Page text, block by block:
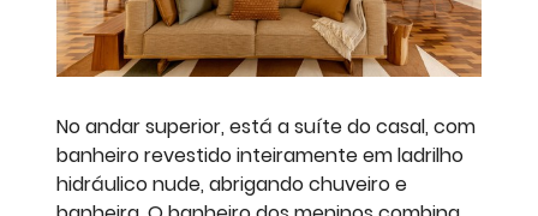
No andar superior, está a suíte do casal, com
banheiro revestido inteiramente em ladrilho
hidráulico nude, abrigando chuveiro e